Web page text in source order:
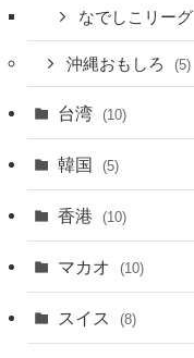
なでしこリーグ
沖縄おもしろ (5)
台湾 (10)
韓国 (5)
香港 (10)
マカオ (10)
スイス (8)